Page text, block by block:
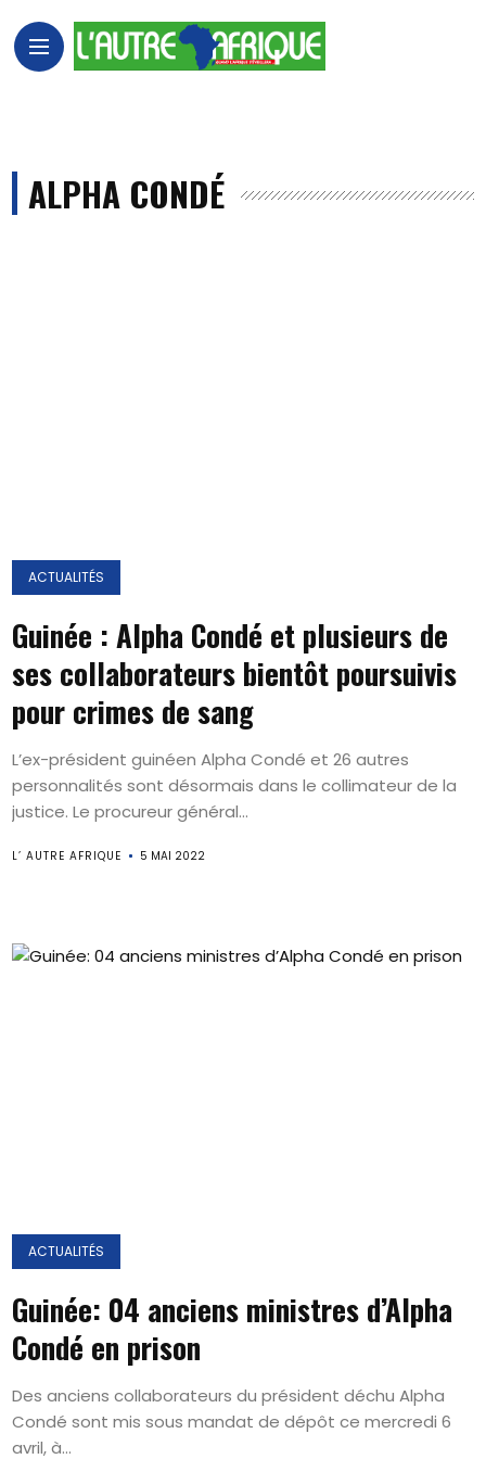
ALPHA CONDÉ
ACTUALITÉS
Guinée : Alpha Condé et plusieurs de
ses collaborateurs bientôt poursuivis
pour crimes de sang
L’ex-président guinéen Alpha Condé et 26 autres
personnalités sont désormais dans le collimateur de la
justice. Le procureur général...
L’ AUTRE AFRIQUE 5 MAI 2022
ACTUALITÉS
Guinée: 04 anciens ministres d’Alpha
Condé en prison
Des anciens collaborateurs du président déchu Alpha
Condé sont mis sous mandat de dépôt ce mercredi 6
avril, à...